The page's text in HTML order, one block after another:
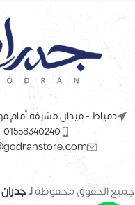
دمياط - ميدان مشرفه أمام
01558340240
جميع الحقوق محفوظةلـ